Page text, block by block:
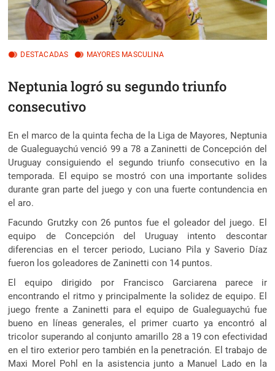
DESTACADAS MAYORES MASCULINA
Neptunia logró su segundo triunfo
consecutivo
En el marco de la quinta fecha de la Liga de Mayores, Neptunia
de Gualeguaychú venció 99 a 78 a Zaninetti de Concepción del
Uruguay consiguiendo el segundo triunfo consecutivo en la
temporada. El equipo se mostró con una importante solides
durante gran parte del juego y con una fuerte contundencia en
el aro.
Facundo Grutzky con 26 puntos fue el goleador del juego. El
equipo de Concepción del Uruguay intento descontar
diferencias en el tercer periodo, Luciano Pila y Saverio Díaz
fueron los goleadores de Zaninetti con 14 puntos.
El equipo dirigido por Francisco Garciarena parece ir
encontrando el ritmo y principalmente la solidez de equipo. El
juego frente a Zaninetti para el equipo de Gualeguaychú fue
bueno en líneas generales, el primer cuarto ya encontró al
tricolor superando al conjunto amarillo 28 a 19 con efectividad
en el tiro exterior pero también en la penetración. El trabajo de
Maxi Morel Pohl en la asistencia junto a Manuel Lado en la